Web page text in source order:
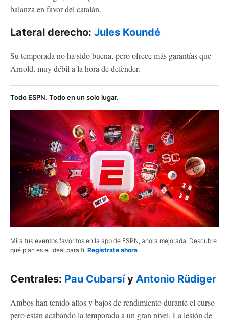
balanza en favor del catalán.
Lateral derecho: Jules Koundé
Su temporada no ha sido buena, pero ofrece más garantías que
Arnold, muy débil a la hora de defender.
Todo ESPN. Todo en un solo lugar.
Mira tus eventos favoritos en la app de ESPN, ahora mejorada. Descubre
qué plan es el ideal para ti. Regístrate ahora
Centrales: Pau Cubarsíy Antonio Rüdiger
Ambos han tenido altos y bajos de rendimiento durante el curso
pero están acabando la temporada a un gran nivel. La lesión de